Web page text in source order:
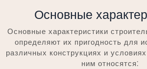
Основные
Основные характеристики
определяют их пригодность для
различных конструкциях и
ним относятся⁚